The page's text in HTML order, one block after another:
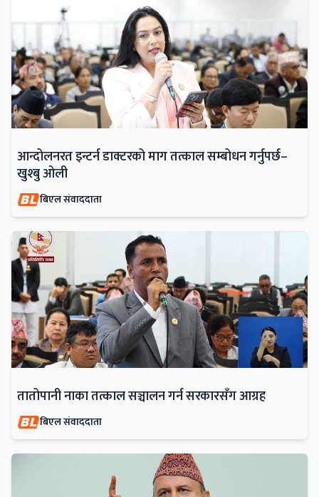
आन्दोलनरत इन्टर्न डाक्टरको माग तत्काल सम्बोधन गर्नुपर्छ–
खुश्बु ओली
बिएल संवाददाता
तातोपानी नाका तत्काल सञ्चालन गर्न सरकारसँग आग्रह
बिएल संवाददाता